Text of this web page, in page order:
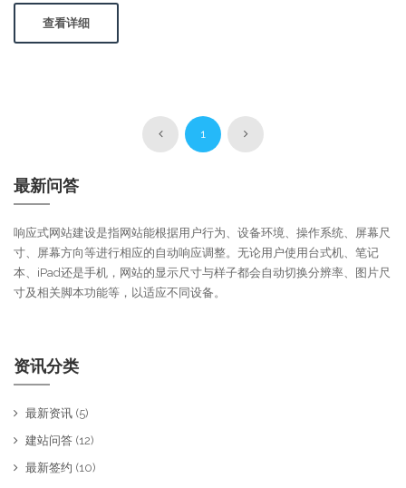
查看详细
1
最新问答
响应式网站建设是指网站能根据用户行为、设备环境、操作系统、屏幕尺
寸、屏幕方向等进行相应的自动响应调整。无论用户使用台式机、笔记
本、iPad还是手机，网站的显示尺寸与样子都会自动切换分辨率、图片尺
寸及相关脚本功能等，以适应不同设备。
资讯分类
最新资讯 (5)
建站问答 (12)
最新签约 (10)